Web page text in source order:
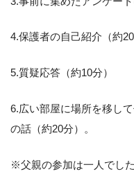
4.保護者の自己紹介（約20
5.質疑応答（約10分）
6.広い部屋に場所を移し
の話（約20分）。
※父親の参加は一人でした